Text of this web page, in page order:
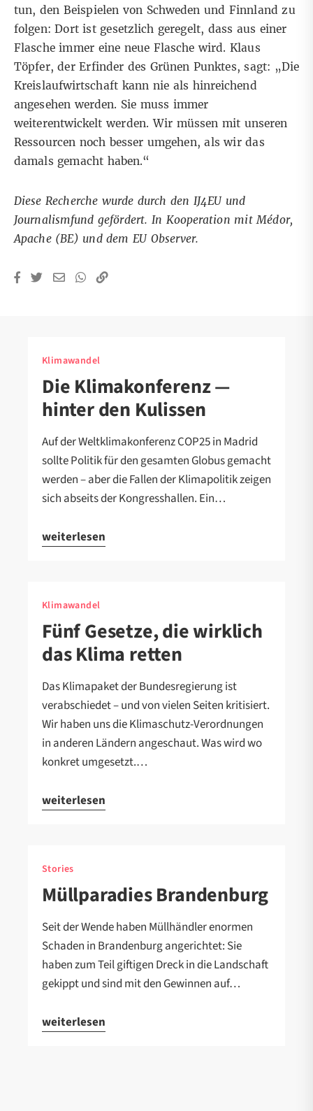
tun, den Beispielen von Schweden und Finnland zu
folgen: Dort ist gesetzlich geregelt, dass aus einer
Flasche immer eine neue Flasche wird. Klaus
Töpfer, der Erfinder des Grünen Punktes, sagt: „Die
Kreislaufwirtschaft kann nie als hinreichend
angesehen werden. Sie muss immer
weiterentwickelt werden. Wir müssen mit unseren
Ressourcen noch besser umgehen, als wir das
damals gemacht haben.“
Diese Recherche wurde durch den IJ4EU und
Journalismfund gefördert. In Kooperation mit Médor,
Apache (BE) und dem EU Observer.
Klimawandel
Die Klimakonferenz —
hinter den Kulissen
Auf der Weltklimakonferenz COP25 in Madrid
sollte Politik für den gesamten Globus gemacht
werden – aber die Fallen der Klimapolitik zeigen
sich abseits der Kongresshallen. Ein…
weiterlesen
Klimawandel
Fünf Gesetze, die wirklich
das Klima retten
Das Klimapaket der Bundesregierung ist
verabschiedet – und von vielen Seiten kritisiert.
Wir haben uns die Klimaschutz-Verordnungen
in anderen Ländern angeschaut. Was wird wo
konkret umgesetzt.…
weiterlesen
Stories
Müllparadies Brandenburg
Seit der Wende haben Müllhändler enormen
Schaden in Brandenburg angerichtet: Sie
haben zum Teil giftigen Dreck in die Landschaft
gekippt und sind mit den Gewinnen auf…
weiterlesen